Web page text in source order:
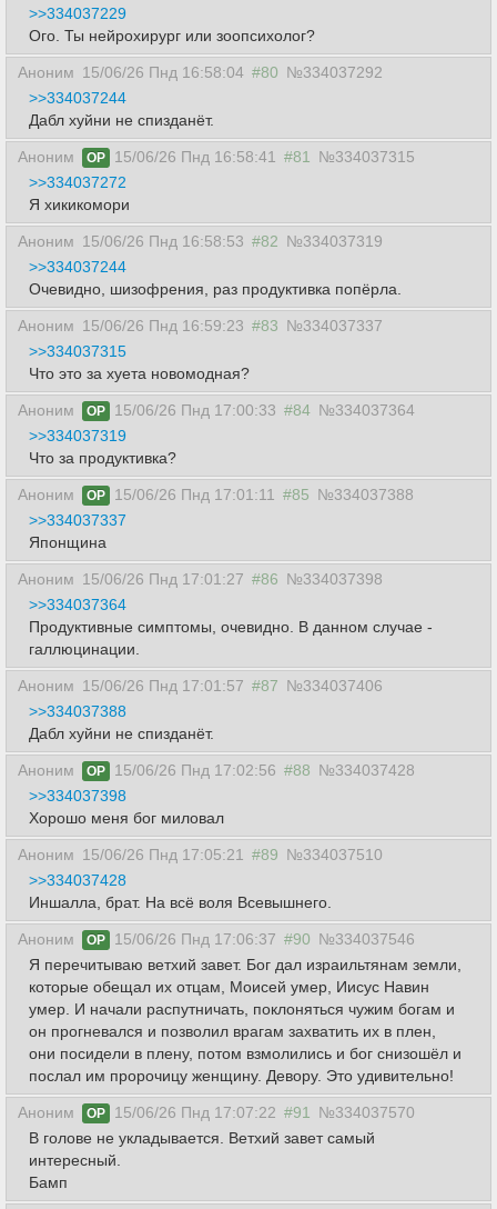
>>334037229
Ого. Ты нейрохирург или зоопсихолог?
Аноним 15/06/26 Пнд 16:58:04 #80 №334037292
>>334037244
Дабл хуйни не спизданёт.
Аноним OP 15/06/26 Пнд 16:58:41 #81
№334037315
>>334037272
Я хикикомори
Аноним 15/06/26 Пнд 16:58:53 #82 №334037319
>>334037244
Очевидно, шизофрения, раз продуктивка попёрла.
Аноним 15/06/26 Пнд 16:59:23 #83 №334037337
>>334037315
Что это за хуета новомодная?
Аноним OP 15/06/26 Пнд 17:00:33 #84 №334037364
>>334037319
Что за продуктивка?
Аноним OP 15/06/26 Пнд 17:01:11 #85 №334037388
>>334037337
Японщина
Аноним 15/06/26 Пнд 17:01:27 #86 №334037398
>>334037364
Продуктивные симптомы, очевидно. В данном случае -
галлюцинации.
Аноним 15/06/26 Пнд 17:01:57 #87 №334037406
>>334037388
Дабл хуйни не спизданёт.
Аноним OP 15/06/26 Пнд 17:02:56 #88 №334037428
>>334037398
Хорошо меня бог миловал
Аноним 15/06/26 Пнд 17:05:21 #89 №334037510
>>334037428
Иншалла, брат. На всё воля Всевышнего.
Аноним OP 15/06/26 Пнд 17:06:37 #90 №334037546
Я перечитываю ветхий завет. Бог дал израильтянам земли,
которые обещал их отцам, Моисей умер, Иисус Навин
умер. И начали распутничать, поклоняться чужим богам и
он прогневался и позволил врагам захватить их в плен,
они посидели в плену, потом взмолились и бог снизошёл и
послал им пророчицу женщину. Девору. Это удивительно!
Аноним OP 15/06/26 Пнд 17:07:22 #91
№334037570
В голове не укладывается. Ветхий завет самый
интересный.
Бамп